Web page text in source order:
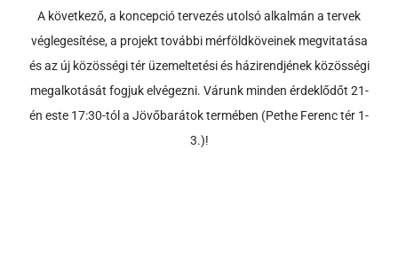
A következő, a koncepció tervezés utolsó alkalmán a tervek
véglegesítése, a projekt további mérföldköveinek megvitatása
és az új közösségi tér üzemeltetési és házirendjének közösségi
megalkotását fogjuk elvégezni. Várunk minden érdeklődőt 21-
én este 17:30-tól a Jövőbarátok termében (Pethe Ferenc tér 1-
3.)!